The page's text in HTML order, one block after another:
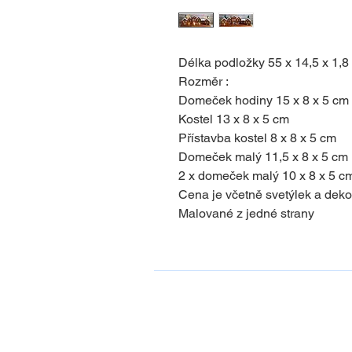
Délka podložky 55 x 14,5 x 1,8
Rozměr :
Domeček hodiny 15 x 8 x 5 cm
Kostel 13 x 8 x 5 cm
Přístavba kostel 8 x 8 x 5 cm
Domeček malý 11,5 x 8 x 5 cm
2 x domeček malý 10 x 8 x 5
Cena je včetně svetýlek a
Malované z jedné strany